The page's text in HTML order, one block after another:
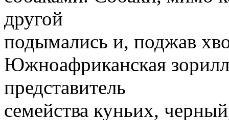
другой
подымались и, поджав
Южноафриканская
представитель
семейства куньих,